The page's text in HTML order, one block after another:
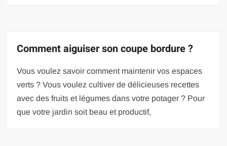
Comment aiguiser son coupe bordure ?
Vous voulez savoir comment maintenir vos espaces
verts ? Vous voulez cultiver de délicieuses recettes
avec des fruits et légumes dans votre potager ? Pour
que votre jardin soit beau et productif,